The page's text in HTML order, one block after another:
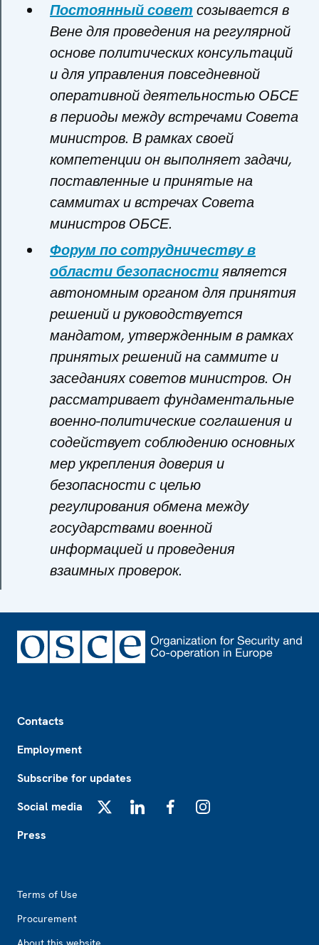
Постоянный совет созывается в
Вене для проведения на регулярной
основе политических консультаций
и для управления повседневной
оперативной деятельностью ОБСЕ
в периоды между встречами Совета
министров. В рамках своей
компетенции он выполняет задачи,
поставленные и принятые на
саммитах и встречах Совета
министров ОБСЕ.
Форум по сотрудничеству в
области безопасностиявляется
автономным органом для принятия
решений и руководствуется
мандатом, утвержденным в рамках
принятых решений на саммите и
заседаниях советов министров. Он
рассматривает фундаментальные
военно-политические соглашения и
содействует соблюдению основных
мер укрепления доверия и
безопасности с целью
регулирования обмена между
государствами военной
информацией и проведения
взаимных проверок.
Contacts
Employment
Subscribe for updates
Social media
Press
Terms of Use
Procurement